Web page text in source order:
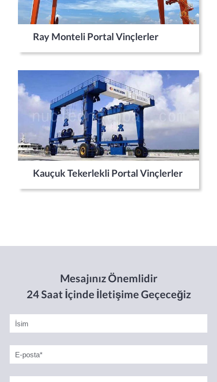
Ray Monteli Portal Vinçlerler
Kauçuk Tekerlekli Portal Vinçlerler
Mesajınız Önemlidir
24 Saat İçinde İletişime Geçeceğiz